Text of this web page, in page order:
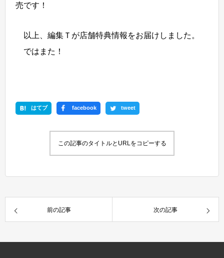
売です！
以上、編集Ｔが店舗特典情報をお届けしました。
ではまた！
はてブ facebook tweet
この記事のタイトルとURLをコピーする
前の記事 次の記事